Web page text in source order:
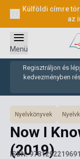
Külföldi címre
az
Regisztráljon és
kedvezményben
Menü
Nyelvkönyvek
Now I
(2019)
ISBN: 9781292219691